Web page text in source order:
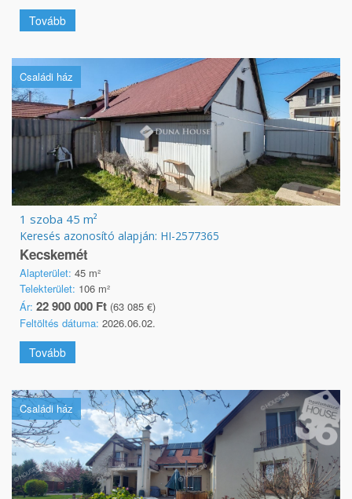
Tovább
Családi ház
1 szoba 45 m²
Keresés azonosító alapján: HI-2577365
Kecskemét
Alapterület: 45 m²
Telekterület: 106 m²
Ár: 22 900 000 Ft (63 085 €)
Feltöltés dátuma: 2026.06.02.
Tovább
Családi ház